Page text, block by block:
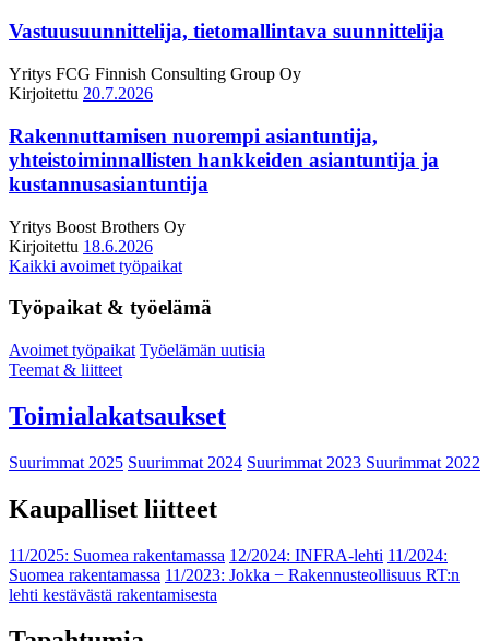
Vastuusuunnittelija, tietomallintava suunnittelija
Yritys FCG Finnish Consulting Group Oy
Kirjoitettu 20.7.2026
Rakennuttamisen nuorempi asiantuntija,
yhteistoiminnallisten hankkeiden asiantuntija ja
kustannusasiantuntija
Yritys Boost Brothers Oy
Kirjoitettu 18.6.2026
Kaikki avoimet työpaikat
Työpaikat & työelämä
Avoimet työpaikat Työelämän uutisia
Teemat & liitteet
Toimialakatsaukset
Suurimmat 2025 Suurimmat 2024 Suurimmat 2023 Suurimmat 2022
Kaupalliset liitteet
11/2025: Suomea rakentamassa 12/2024: INFRA-lehti 11/2024:
Suomea rakentamassa 11/2023: Jokka − Rakennusteollisuus RT:n
lehti kestävästä rakentamisesta